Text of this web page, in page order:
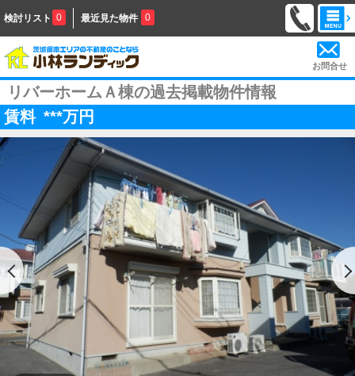
検討リスト 0 最近見た物件 0
お問合せ
リバーホームＡ棟の過去掲載物件情報
賃料 ***万円